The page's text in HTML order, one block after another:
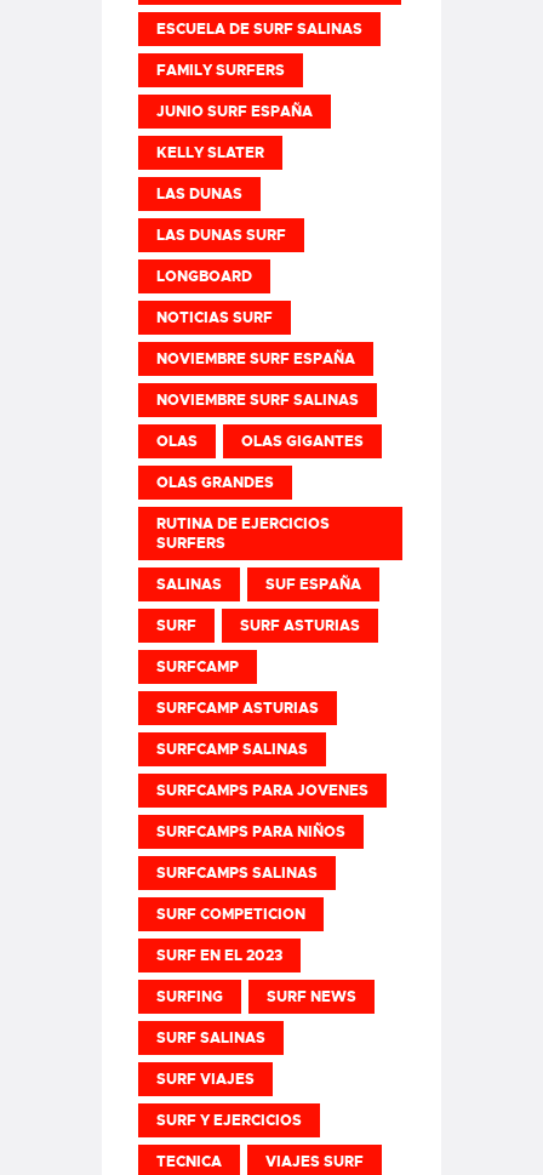
ESCUELA DE SURF SALINAS
FAMILY SURFERS
JUNIO SURF ESPAÑA
KELLY SLATER
LAS DUNAS
LAS DUNAS SURF
LONGBOARD
NOTICIAS SURF
NOVIEMBRE SURF ESPAÑA
NOVIEMBRE SURF SALINAS
OLAS OLAS GIGANTES
OLAS GRANDES
RUTINA DE EJERCICIOS
SURFERS
SALINAS SUF ESPAÑA
SURF SURF ASTURIAS
SURFCAMP
SURFCAMP ASTURIAS
SURFCAMP SALINAS
SURFCAMPS PARA JOVENES
SURFCAMPS PARA NIÑOS
SURFCAMPS SALINAS
SURF COMPETICION
SURF EN EL 2023
SURFING SURF NEWS
SURF SALINAS
SURF VIAJES
SURF Y EJERCICIOS
TECNICA VIAJES SURF